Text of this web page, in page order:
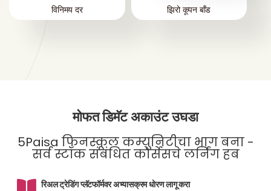
विनिमय दर झिरो कूपन बाँड
मोफत डिमॅट अकाउंट उघडा
5Paisa फिनस्कूल कम्युनिटीचा भाग बना -
सर्व स्टॉक संबंधित कोर्सेसचे लर्निंग हब
रिअल ट्रेडिंग प्लॅटफॉर्मवर अभ्यासक्रम धोरण लागू करा